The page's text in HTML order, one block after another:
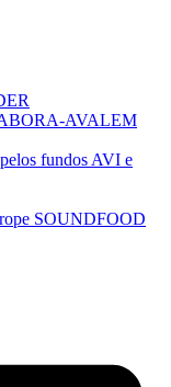
AVALEM
fundos AVI e
SOUNDFOOD